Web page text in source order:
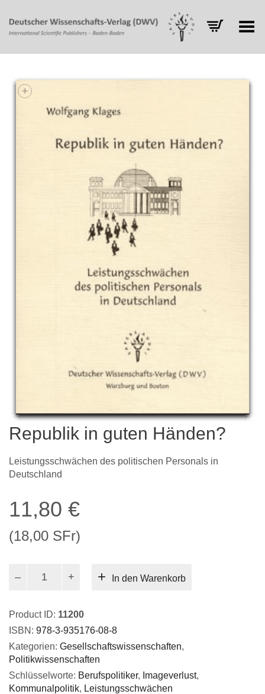
Toggle Menu
+
Republik in guten Händen?
Leistungsschwächen des politischen Personals in
Deutschland
11,80 €
(18,00 SFr)
Händen?
In den Warenkorb
Product ID: 11200
ISBN: 978-3-935176-08-8
Kategorien: Gesellschaftswissenschaften,
Politikwissenschaften
Schlüsselworte: Berufspolitiker, Imageverlust,
Kommunalpolitik, Leistungsschwächen